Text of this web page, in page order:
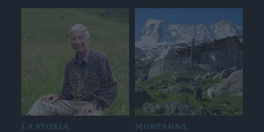
LA STORIA MONTAGNA